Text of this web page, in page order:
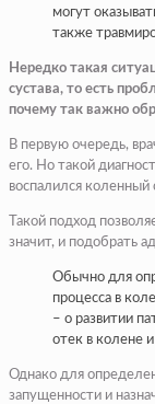
могут
также
Нередко такая
сустава, то есть
почему так важно
В первую очередь,
его. Но такой
воспалился коленный
Такой подход
значит, и подобрать
Обычно для
процесса в
– о развитии
отек в колене
Однако для
запущенности и